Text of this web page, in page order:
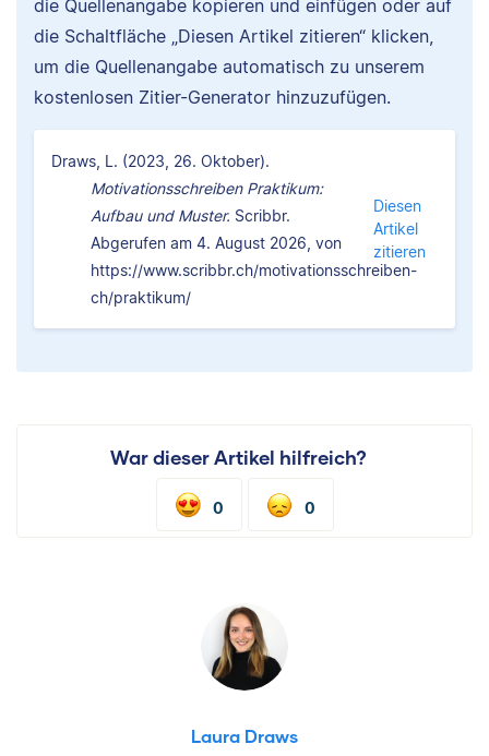
die Quellenangabe kopieren und einfügen oder auf
die Schaltfläche „Diesen Artikel zitieren“ klicken,
um die Quellenangabe automatisch zu unserem
kostenlosen Zitier-Generator hinzuzufügen.
Draws, L. (2023, 26. Oktober).
Motivationsschreiben Praktikum:
Aufbau und Muster. Scribbr.
Abgerufen am 4. August 2026, von
https://www.scribbr.ch/motivationsschreiben-
ch/praktikum/
Diesen
Artikel
zitieren
War dieser Artikel hilfreich?
0 0
Laura Draws